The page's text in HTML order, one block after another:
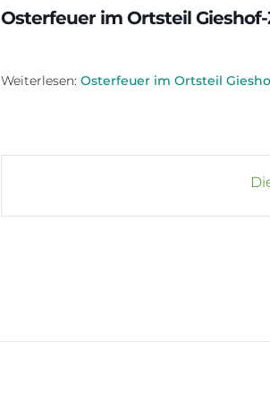
Osterfeuer im Ortsteil
Weiterlesen: Osterfeuer im Ortsteil